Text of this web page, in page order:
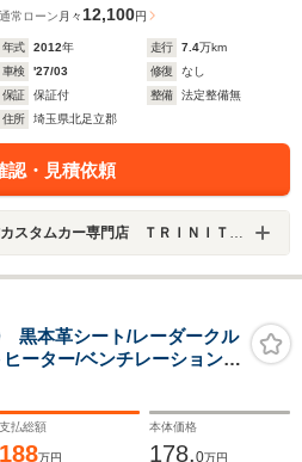
通常ローン 月々12,100円
年式 2012年 走行 7.4万km
車検
'27/03 修復
なし
保証
保証付 整備
法定整備無
住所
埼玉県北足立郡
認・見積依頼
ＴＹ埼玉店 ハリアー／エクストレイル／マークＸ／クラウン／カムリ専門店
本革シート/レーダークル
ーター/ベンチレーション/
ド/純正ドラレコ/コーナーセ
レイ/シートメモリー/純正
支払総額
188万円
本体価格
178.0万円